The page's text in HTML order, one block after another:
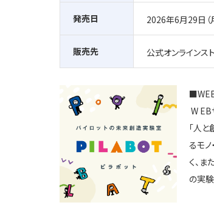
発売日 2026年6月29日（
販売先 公式オンラインス
■
W EB
「人
るモ
く、
の実